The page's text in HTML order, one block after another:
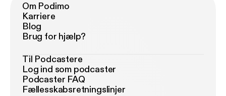
Om Podimo
Karriere
Blog
Brug for hjælp?
Til Podcastere
Log ind som podcaster
Podcaster FAQ
Fællesskabsretningslinjer